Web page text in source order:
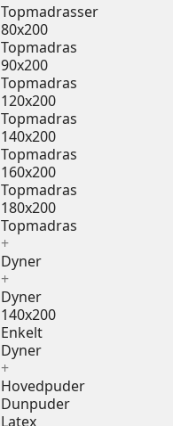
Topmadrasser
80x200
Topmadras
90x200
Topmadras
120x200
Topmadras
140x200
Topmadras
160x200
Topmadras
180x200
Topmadras
+
Dyner
+
Dyner
140x200
Enkelt
Dyner
+
Hovedpuder
Dunpuder
Latex